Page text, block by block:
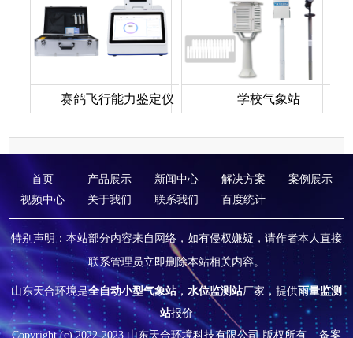
赛鸽飞行能力鉴定仪 学校气象站
首页 产品展示 新闻中心 解决方案
案例展示
视频中心
关于我们 联系我们 百度统计
特别声明：本站部分内容来自网络，如有侵权嫌疑，请作者本人直接
联系管理员立即删除本站相关内容。
山东天合环境是全自动小型气象站， 水位监测站厂家，提供雨量监测
站报价
Copyright (c) 2022-2023 山东天合环境科技有限公司 版权所有备案